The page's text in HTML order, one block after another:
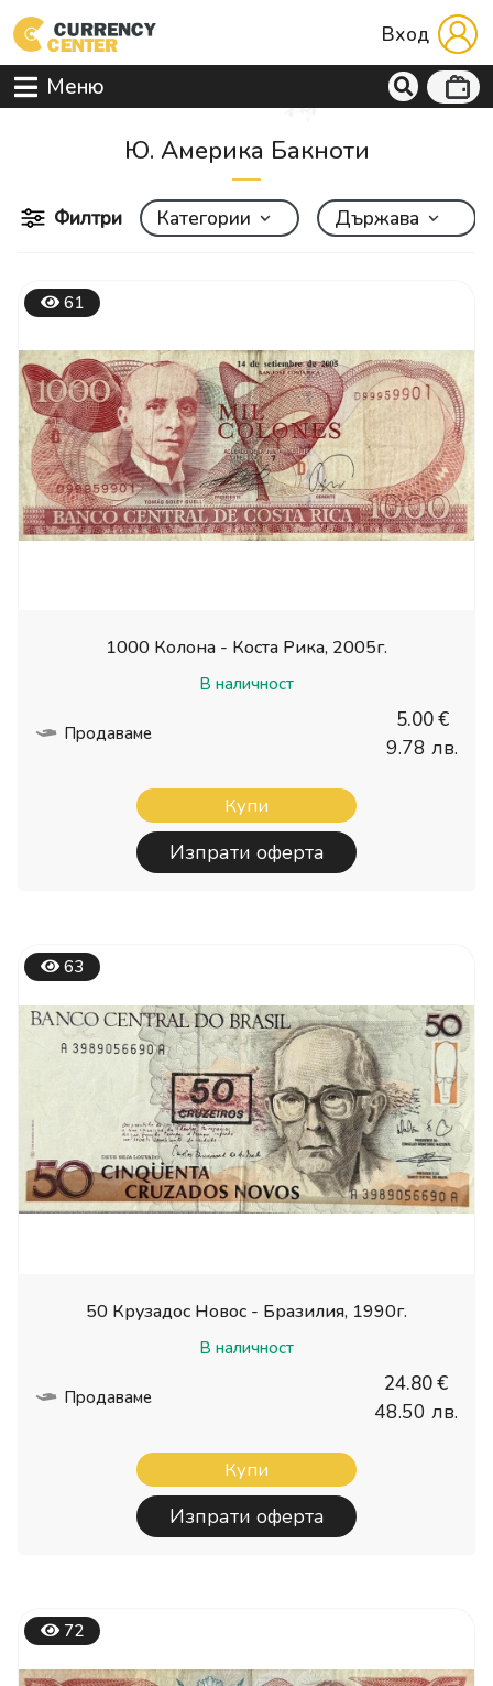
Вход
Меню
Ю. Америка Бакноти
Филтри Категории Държава
61
1000 Колона - Коста Рика, 2005г.
В наличност
Продаваме
5.00 €
9.78 лв.
Купи
Изпрати оферта
63
50 Крузадос Новос - Бразилия, 1990г.
В наличност
Продаваме
24.80 €
48.50 лв.
Купи
Изпрати оферта
72